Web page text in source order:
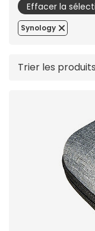
Effacer la
Synology
Trier les produits